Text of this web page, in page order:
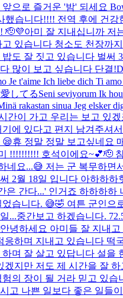
으로 즐거운 '밤' 되세요
했습니다!!!! 전역 후에 건강
🫡💜아미 잘 지내십니까 저
있습니다 청소도 천장까지
도 잘 짓고 있습니다 벌써
많이 보고 싶습니다 단결!
Je t'aime Ich liebe dich Ti
してるSeni seviyorum Ik hou
rakastan sinua Jeg elsker
간이 가고 우리는 보고 있
에 있다고 편지 남겨주셔
😪휴 정말 정말 보고싶네요
!!!!!!!!!! 호석이에요~💕🫡
네요...😅 저는 군 복무하면
2월 18일 입니다 아하하하
은 간다...' 인거죠 하하하하
습니다. 😅🤣 여튼 군인으
...중간보고 하겠습니다.
안녕하세요 아미들 잘 지내고
응하며 지내고 있습니다 떡
며 잘 살고 있답니다 설을
겠지만 저도 제 시간을 잘 하
의 장이 될 거라 믿고 있습
고 나쁜 일보다 좋은 일들이